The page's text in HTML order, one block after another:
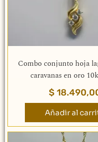
Combo conjunto hoja
caravanas en oro
$
Añadir al